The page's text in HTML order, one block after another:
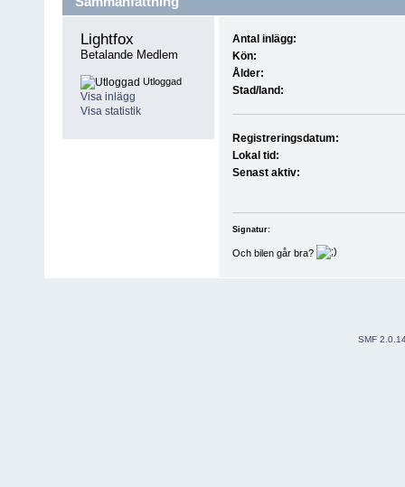
Lightfox
Betalande Medlem
Utloggad
Visa inlägg
Visa statistik
Antal inlägg:
Kön:
Ålder:
Stad/land:
Registreringsdatum:
Lokal tid:
Senast aktiv:
Signatur:
Och bilen går bra?
SMF